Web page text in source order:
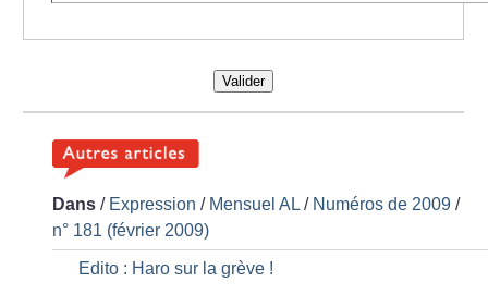
Valider
Dans / Expression / Mensuel AL / Numéros de 2009 /
n° 181 (février 2009)
Edito : Haro sur la grève !